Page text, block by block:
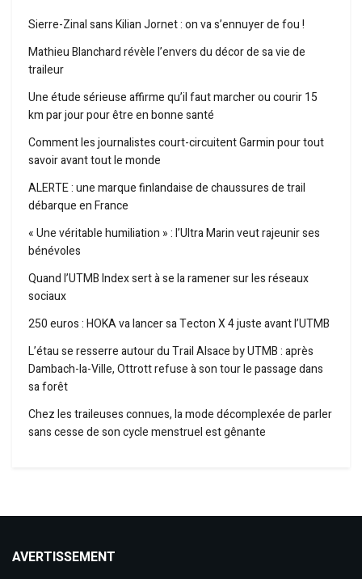
Sierre-Zinal sans Kilian Jornet : on va s’ennuyer de fou !
Mathieu Blanchard révèle l’envers du décor de sa vie de
traileur
Une étude sérieuse affirme qu’il faut marcher ou courir 15
km par jour pour être en bonne santé
Comment les journalistes court-circuitent Garmin pour tout
savoir avant tout le monde
ALERTE : une marque finlandaise de chaussures de trail
débarque en France
« Une véritable humiliation » : l’Ultra Marin veut rajeunir ses
bénévoles
Quand l’UTMB Index sert à se la ramener sur les réseaux
sociaux
250 euros : HOKA va lancer sa Tecton X 4 juste avant l’UTMB
L’étau se resserre autour du Trail Alsace by UTMB : après
Dambach-la-Ville, Ottrott refuse à son tour le passage dans
sa forêt
Chez les traileuses connues, la mode décomplexée de parler
sans cesse de son cycle menstruel est gênante
AVERTISSEMENT